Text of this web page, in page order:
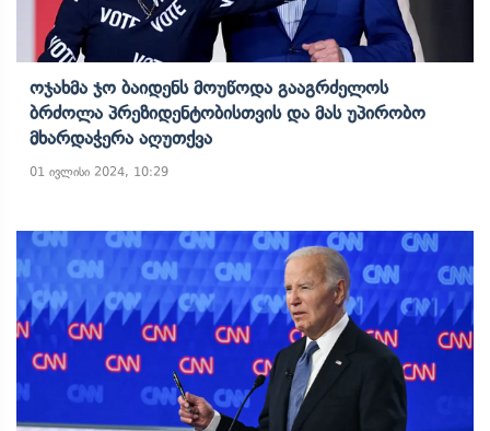
Ოჯახმა Ჯო Ბაიდენს Მოუწოდა Გააგრძელოს
Ბრძოლა Პრეზიდენტობისთვის Და Მას Უპირობო
Მხარდაჭერა Აღუთქვა
01 ივლისი 2024, 10:29